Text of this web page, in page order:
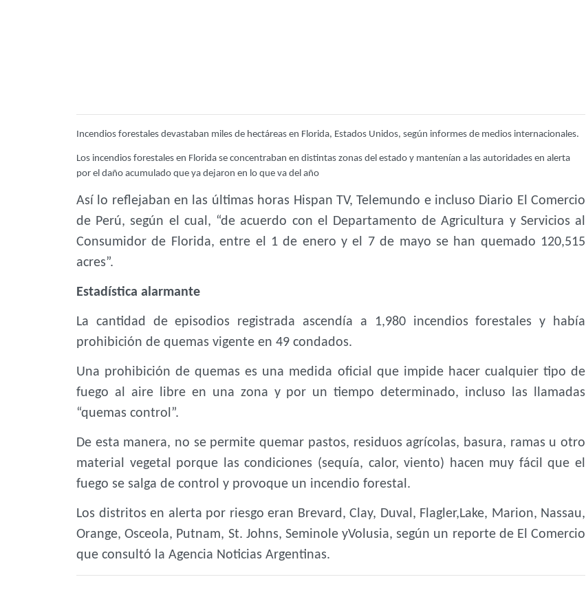
Incendios forestales devastaban miles de hectáreas en Florida, Estados Unidos, según informes de medios internacionales.
Los incendios forestales en Florida se concentraban en distintas zonas del estado y mantenían a las autoridades en alerta
por el daño acumulado que ya dejaron en lo que va del año
Así lo reflejaban en las últimas horas Hispan TV, Telemundo e incluso Diario El Comercio
de Perú, según el cual, “de acuerdo con el Departamento de Agricultura y Servicios al
Consumidor de Florida, entre el 1 de enero y el 7 de mayo se han quemado 120,515
acres”.
Estadística alarmante
La cantidad de episodios registrada ascendía a 1,980 incendios forestales y había
prohibición de quemas vigente en 49 condados.
Una prohibición de quemas es una medida oficial que impide hacer cualquier tipo de
fuego al aire libre en una zona y por un tiempo determinado, incluso las llamadas
“quemas control”.
De esta manera, no se permite quemar pastos, residuos agrícolas, basura, ramas u otro
material vegetal porque las condiciones (sequía, calor, viento) hacen muy fácil que el
fuego se salga de control y provoque un incendio forestal.
Los distritos en alerta por riesgo eran Brevard, Clay, Duval, Flagler,Lake, Marion, Nassau,
Orange, Osceola, Putnam, St. Johns, Seminole yVolusia, según un reporte de El Comercio
que consultó la Agencia Noticias Argentinas.